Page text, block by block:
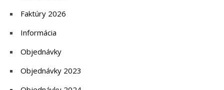
Faktúry 2026
Informácia
Objednávky
Objednávky 2023